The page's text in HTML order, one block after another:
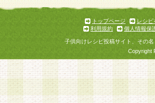
トップページ
レシピ
利用規約
個人情報保
子供向けレシピ投稿サイト、その
Copyright